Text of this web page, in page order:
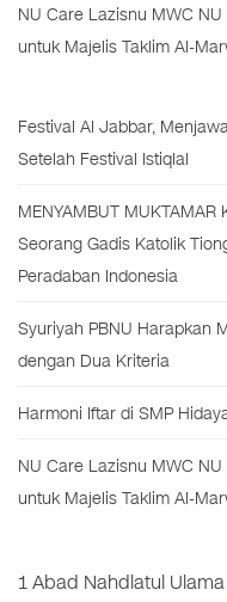
NU Care Lazisnu MWC
untuk Majelis Taklim Al-
Festival Al Jabbar,
Setelah Festival Istiqlal
MENYAMBUT
Seorang Gadis Katolik
Peradaban Indonesia
Syuriyah PBNU Harapkan
dengan Dua Kriteria
Harmoni Iftar di SMP
NU Care Lazisnu MWC
untuk Majelis Taklim Al-
1 Abad Nahdlatul Ulama